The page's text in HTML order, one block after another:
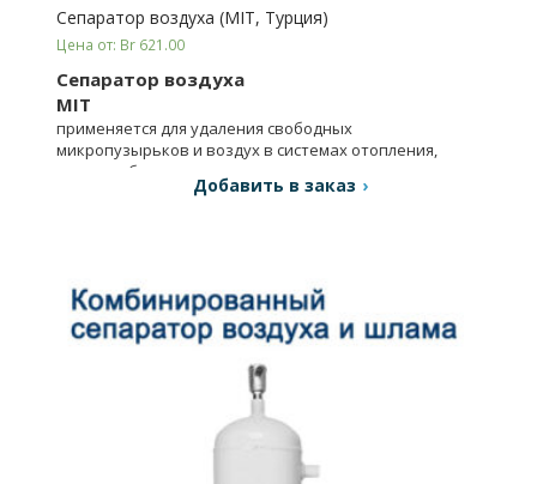
Сепаратор воздуха (MIT, Турция)
Цена от: Br 621.00
Сепаратор воздуха
MIT
применяется для удаления свободных
микропузырьков и воздух в системах отопления,
теплоснабжения.
Добавить в заказ